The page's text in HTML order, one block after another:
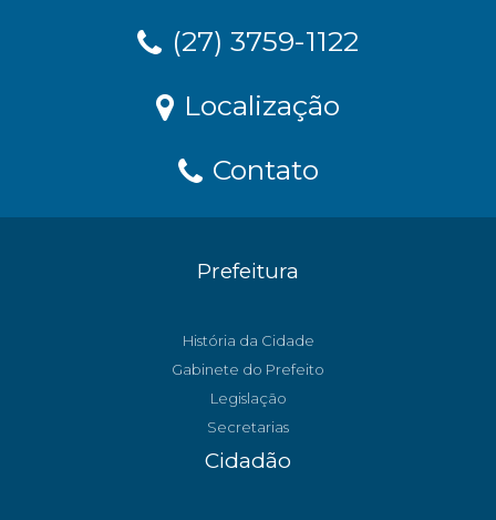
(27) 3759-1122
Localização
Contato
Prefeitura
História da Cidade
Gabinete do Prefeito
Legislação
Secretarias
Cidadão